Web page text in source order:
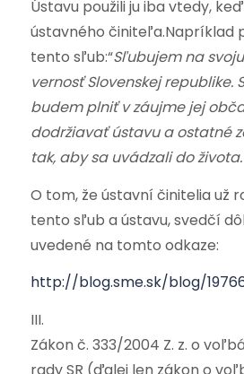
Ústavu použili ju iba vtedy,
ústavného činiteľa.Napríklad
tento sľub:“Sľubujem na
vernosť Slovenskej republike.
budem plniť v záujme jej
dodržiavať ústavu a ostatné
tak, aby sa uvádzali do
O tom, že ústavní činitelia už
tento sľub a ústavu, svedčí
uvedené na tomto odkaze:
http://blog.sme.sk/blog/
III.
Zákon č. 333/2004 Z. z. o
rady SR (ďalej len zákon o